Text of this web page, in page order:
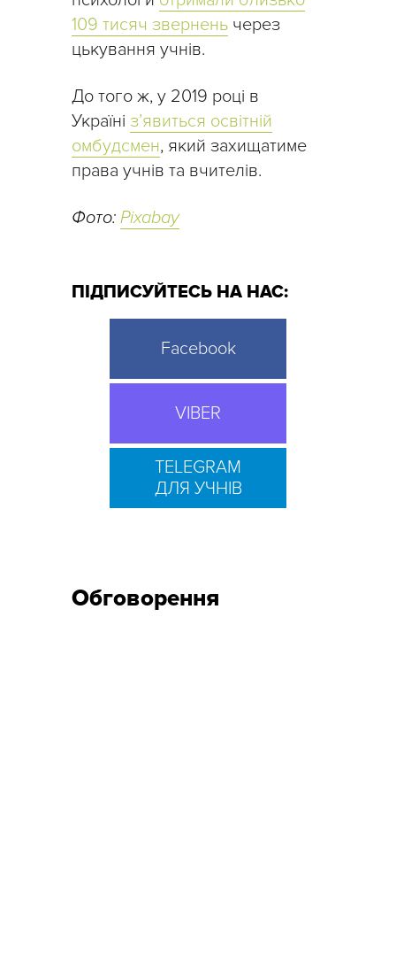
109 тисяч звернень через
цькування учнів.
До того ж, у 2019 році в
Україні з’явиться освітній
омбудсмен, який захищатиме
права учнів та вчителів.
Фото: Pixabay
ПІДПИСУЙТЕСЬ НА НАС:
Facebook
VIBER
TELEGRAM
ДЛЯ УЧНІВ
Обговорення